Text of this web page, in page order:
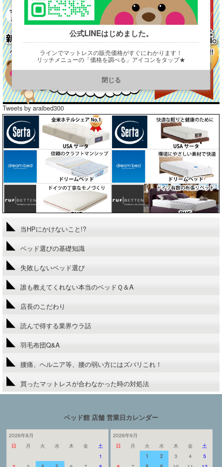
Tweets by araibed300
当HPにかけないこと!?
ベッド選びの基礎知識
失敗しないベッド選び
誰も教えてくれない本当のベッドＱ＆A
店長のこだわり
読んで得する業界ウラ話
羽毛布団Q&A
腰痛、ヘルニア等、腰の弱い方にはズバリこれ！
買ったマットレスが合わなかった時の対処法
ベッド館 店舗 営業日カレンダー
2026年8月
日
月 火 水 木 金
土
1
2026年9月
日
月 火 水 木 金
土
1
2 3 4
5
公式LINEはじめました。
ラインでマットレスの販売価格がすぐにわかります！
リッチメニューの「価格を調べる」アイコンをタップ★
https://line.me/R/ti/p/@901ptzjz
閉じる